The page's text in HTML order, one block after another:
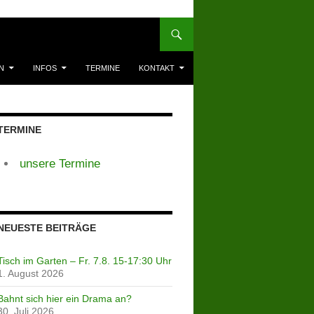
INFOS TERMINE KONTAKT
unsere Termine
BEITRÄGE
im Garten – Fr. 7.8. 15-17:30 Uhr
August 2026
sich hier ein Drama an?
Juli 2026